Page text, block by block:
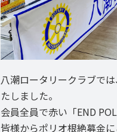
八潮ロータリークラブで
たしました。
会員全員で赤い「END
皆様からポリオ根絶募金